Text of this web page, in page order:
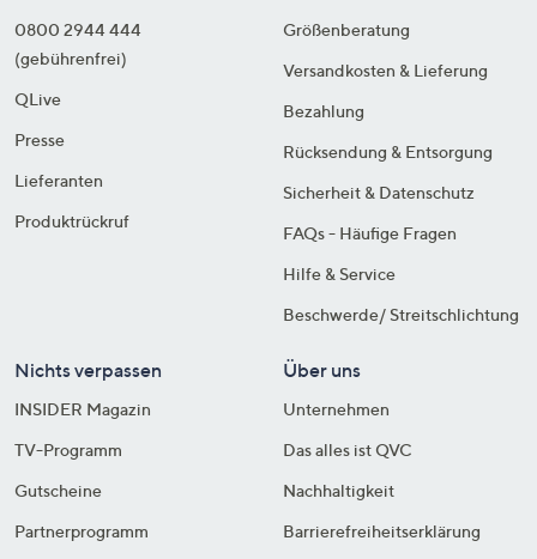
0800 2944 444
(gebührenfrei)
QLive
Presse
Lieferanten
Produktrückruf
Größenberatung
Versandkosten & Lieferung
Bezahlung
Rücksendung & Entsorgung
Sicherheit & Datenschutz
FAQs - Häufige Fragen
Hilfe & Service
Beschwerde/ Streitschlichtung
Nichts verpassen
INSIDER Magazin
TV-Programm
Gutscheine
Partnerprogramm
Über uns
Unternehmen
Das alles ist QVC
Nachhaltigkeit
Barrierefreiheitserklärung